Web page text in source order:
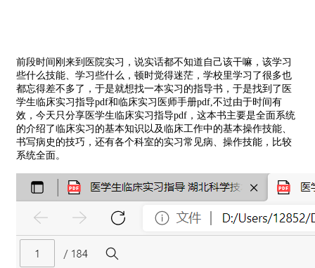
前段时间刚来到医院实习，说实话都不知道自己该干嘛，该学习
些什么技能、学习些什么，顿时觉得迷茫，学校里学习了很多也
都忘得差不多了，于是就想找一本实习的指导书，于是找到了医
学生临床实习指导pdf和临床实习医师手册pdf,不过由于时间有
效，今天只分享医学生临床实习指导pdf，这本书主要是全面系统
的介绍了临床实习的基本知识以及临床工作中的基本操作技能、
书写病史的技巧，还有各个科室的实习常见病、操作技能，比较
系统全面。